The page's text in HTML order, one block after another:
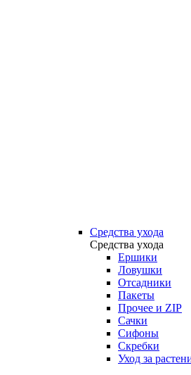
Средства ухода
Средства ухода
Ершики
Ловушки
Отсадники
Пакеты
Прочее и ZIP
Сачки
Сифоны
Скребки
Уход за